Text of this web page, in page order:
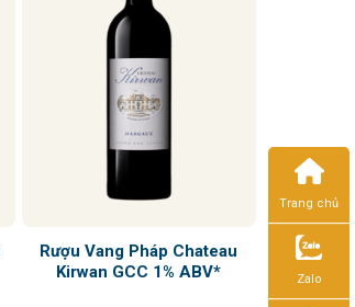
Rượu Vang Pháp Chateau
Kirwan GCC 1% ABV*
Trang chủ
Zalo